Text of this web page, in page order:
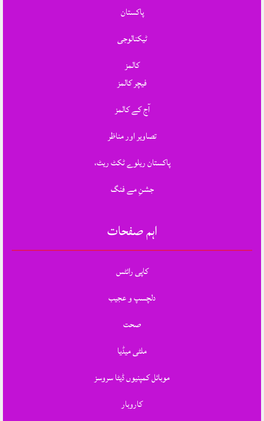
پاکستان
ٹیکنالوجی
کالمز
فیچر کالمز
آج کے کالمز
تصاویر اور مناظر
پاکستان ریلوے ٹکٹ ریٹ،
جشنِ مے فنگ
اہم صفحات
کاپی رائٹس
دلچسپ و عجیب
صحت
ملٹی میڈیا
موبائل کمپنیوں ڈیٹا سروسز
کاروبار